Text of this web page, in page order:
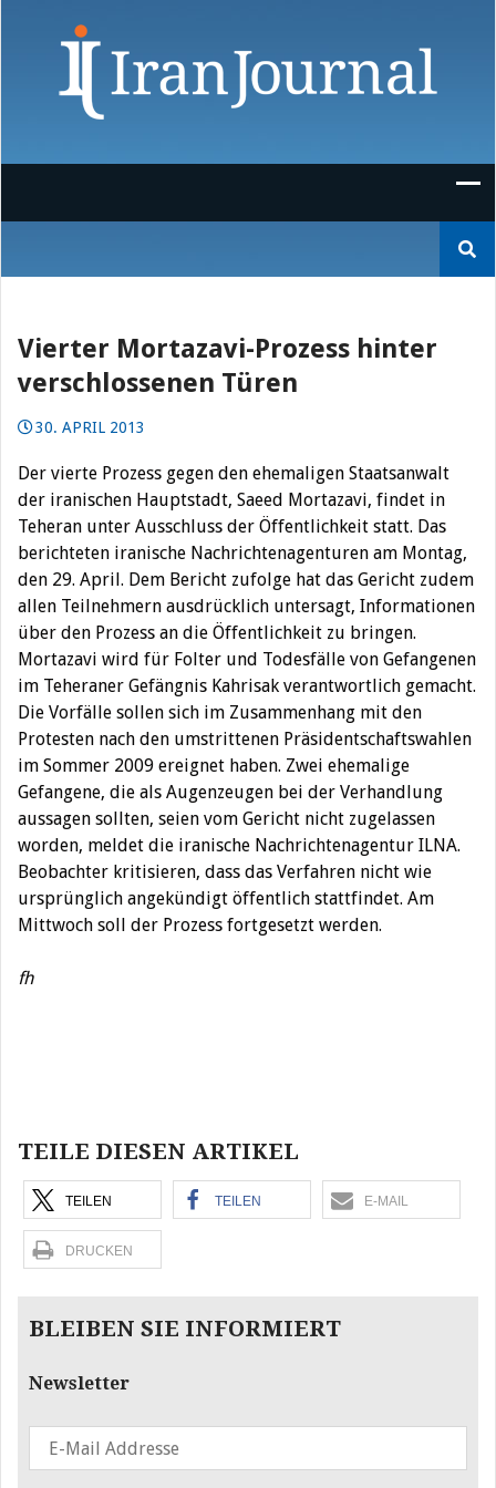
nach:
Vierter Mortazavi-Prozess hinter
verschlossenen Türen
30. APRIL 2013
Der vierte Prozess gegen den ehemaligen Staatsanwalt
der iranischen Hauptstadt, Saeed Mortazavi, findet in
Teheran unter Ausschluss der Öffentlichkeit statt. Das
berichteten iranische Nachrichtenagenturen am Montag,
den 29. April. Dem Bericht zufolge hat das Gericht zudem
allen Teilnehmern ausdrücklich untersagt, Informationen
über den Prozess an die Öffentlichkeit zu bringen.
Mortazavi wird für Folter und Todesfälle von Gefangenen
im Teheraner Gefängnis Kahrisak verantwortlich gemacht.
Die Vorfälle sollen sich im Zusammenhang mit den
Protesten nach den umstrittenen Präsidentschaftswahlen
im Sommer 2009 ereignet haben. Zwei ehemalige
Gefangene, die als Augenzeugen bei der Verhandlung
aussagen sollten, seien vom Gericht nicht zugelassen
worden, meldet die iranische Nachrichtenagentur ILNA.
Beobachter kritisieren, dass das Verfahren nicht wie
ursprünglich angekündigt öffentlich stattfindet. Am
Mittwoch soll der Prozess fortgesetzt werden.
fh
TEILE DIESEN ARTIKEL
TEILEN TEILEN E-MAIL
DRUCKEN
BLEIBEN SIE INFORMIERT
Newsletter